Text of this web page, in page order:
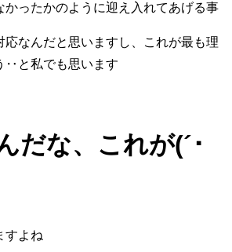
かったかのように迎え入れてあげる事
応なんだと思いますし、これが最も理
‥と私でも思います
だな、これが(´･
すよね